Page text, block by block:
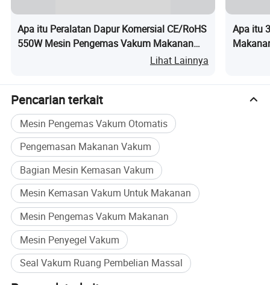
Apa itu Peralatan Dapur Komersial CE/RoHS
550W Mesin Pengemas Vakum Makanan
Lihat Lainnya
Apa itu
Pencarian terkait
Mesin Pengemas Vakum Otomatis
Pengemasan Makanan Vakum
Bagian Mesin Kemasan Vakum
Mesin Kemasan Vakum Untuk Makanan
Mesin Pengemas Vakum Makanan
Mesin Penyegel Vakum
Seal Vakum Ruang Pembelian Massal